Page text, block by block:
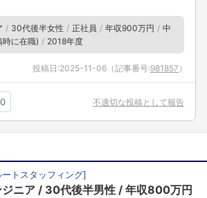
30代後半女性 正社員 年収900万円
中
時に在職)
2018年度
投稿日:2025-11-06 （記事番号:981857 ）
0 不適切な投稿として報告
トスタッフィング]
ニア 30代後半男性
年収800万円